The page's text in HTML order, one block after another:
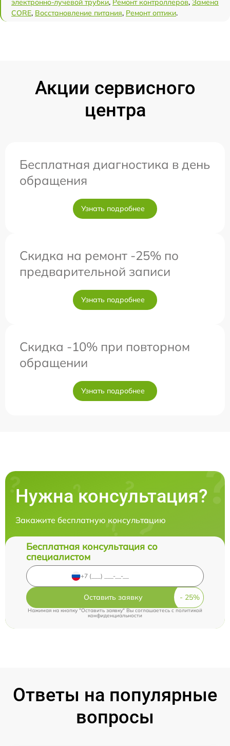
электронно-лучевой трубки, Ремонт контроллеров, Замена
CORE, Восстановление питания, Ремонт оптики.
Акции сервисного
центра
Бесплатная диагностика в день
обращения
Узнать подробнее
Скидка на ремонт -25% по
предварительной записи
Узнать подробнее
Скидка -10% при повторном
обращении
Узнать подробнее
Нужна консультация?
Закажите бесплатную консультацию
Бесплатная консультация со
специалистом
Оставить заявку
Нажимая на кнопку "Оставить заявку" Вы соглашаетесь cполитикой
конфиденциальности
Ответы на популярные
вопросы